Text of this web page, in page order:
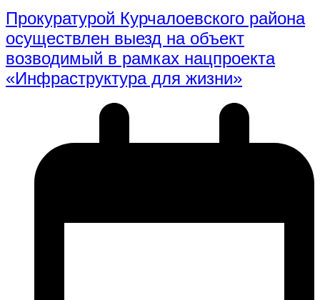
Прокуратурой Курчалоевского района
осуществлен выезд на объект
возводимый в рамках нацпроекта
«Инфраструктура для жизни»